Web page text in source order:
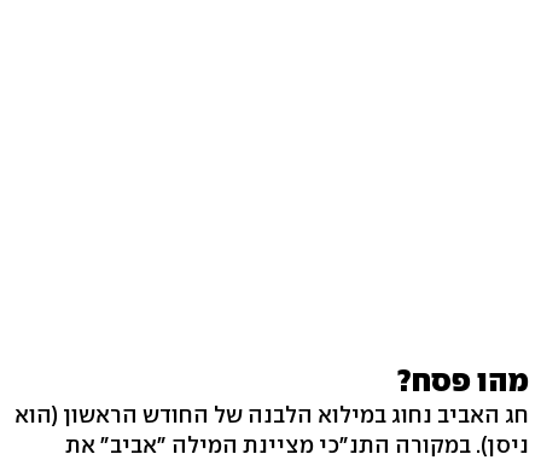
מהו פסח?
חג האביב נחוג במילוא הלבנה של החודש הראשון (הוא
ניסן). במקורה התנ"כי מציינת המילה "אביב" את